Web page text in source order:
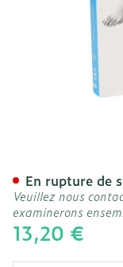
13,20 €
En rupture de
Veuillez nous
examinerons